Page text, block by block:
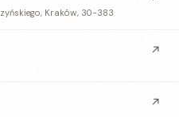
Kraków, 30-383
↗
↗